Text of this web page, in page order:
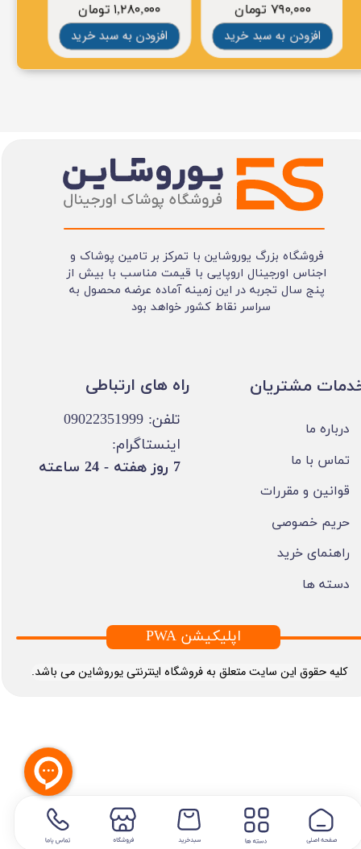
۱,۲۸۰,۰۰۰ تومان
افزودن به سبد خرید
۷۹۰,۰۰۰ تومان
افزودن به سبد خرید
فروشگاه بزرگ یوروشاین با تمرکز بر تامین پوشاک و
اجناس اورجینال اروپایی با قیمت مناسب با بیش از
پنج سال تجربه در این زمینه آماده عرضه محصول به
سراسر نقاط کشور خواهد بود
​کلیه حقوق این سایت متعلق به فروشگاه اینترنتی یوروشاین می باشد.
مشتریان
درباره ما
تماس با ما
قوانین و مقررات
حریم خصوصی
راهنمای خرید
دسته ها
تلفن: 09022351999
اینستاگرام:
​7 روز هفته - 24 ساعته ​​​​​​​
PWA اپلیکیشن
​​راه های ارتباطی